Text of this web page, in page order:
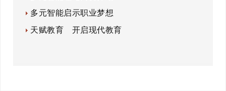
多元智能启示职业梦想
天赋教育 开启现代教育